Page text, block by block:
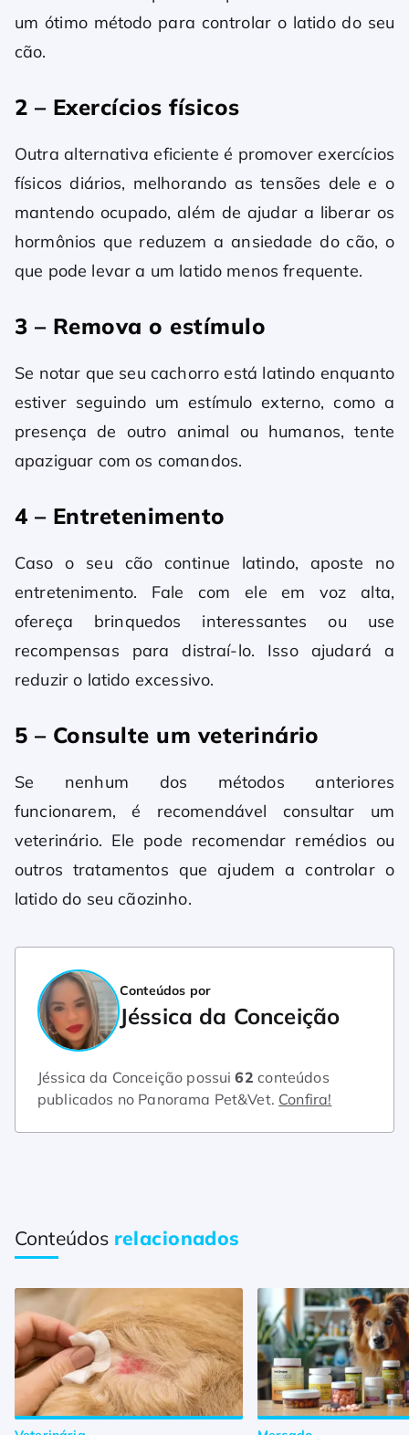
um ótimo método para controlar o latido do seu
cão.
2 – Exercícios físicos
Outra alternativa eficiente é promover exercícios
físicos diários, melhorando as tensões dele e o
mantendo ocupado, além de ajudar a liberar os
hormônios que reduzem a ansiedade do cão, o
que pode levar a um latido menos frequente.
3 – Remova o estímulo
Se notar que seu cachorro está latindo enquanto
estiver seguindo um estímulo externo, como a
presença de outro animal ou humanos, tente
apaziguar com os comandos.
4 – Entretenimento
Caso o seu cão continue latindo, aposte no
entretenimento. Fale com ele em voz alta,
ofereça brinquedos interessantes ou use
recompensas para distraí-lo. Isso ajudará a
reduzir o latido excessivo.
5 – Consulte um veterinário
Se nenhum dos métodos anteriores
funcionarem, é recomendável consultar um
veterinário. Ele pode recomendar remédios ou
outros tratamentos que ajudem a controlar o
latido do seu cãozinho.
Conteúdos por
Jéssica da Conceição
Jéssica da Conceição possui62 conteúdos
publicados no Panorama Pet&Vet. Confira!
Conteúdos relacionados